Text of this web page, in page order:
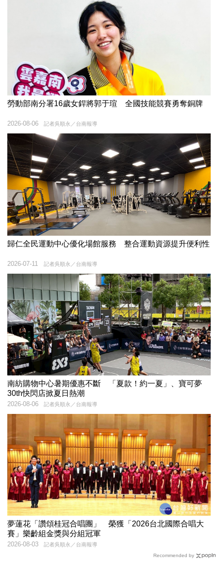
勞動部南分署16歲女銲將郭于瑄 全國技能競賽勇奪銅牌
記者吳順永／台南報導
2026-08-06
歸仁全民運動中心優化場館服務 整合運動資源提升便利性
記者吳順永／台南報導
2026-07-11
南紡購物中心暑期優惠不斷 「夏款！約一夏」、寶可夢
30th快閃店掀夏日熱潮
記者吳順永／台南報導
2026-08-06
夢蓮花「讚頌桂冠合唱團」 榮獲「2026台北國際合唱大
賽」樂齡組金獎與分組冠軍
記者吳順永／台南報導
2026-08-03
Recommended by